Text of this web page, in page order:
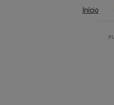
Início